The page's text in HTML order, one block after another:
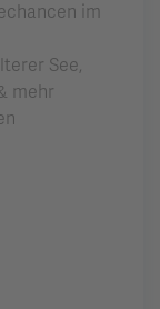
im
See,
mehr